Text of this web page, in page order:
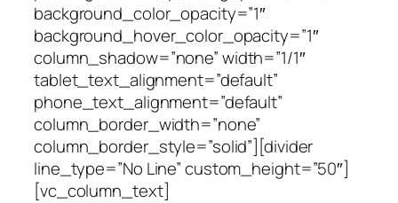
background_color_opacity=”1″
background_hover_color_opacity=”1″
column_shadow=”none” width=”1/1″
tablet_text_alignment=”default”
phone_text_alignment=”default”
column_border_width=”none”
column_border_style=”solid”][divider
line_type=”No Line” custom_height=”50″]
[vc_column_text]